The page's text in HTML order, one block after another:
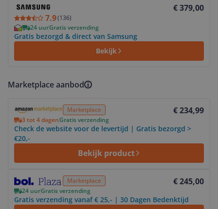
7.9(136)
€ 379,00
24 uurGratis verzending
Gratis bezorgd & direct van Samsung
Bekijk
Marketplace aanbod
Marketplace € 234,99
3 tot 4 dagenGratis verzending
Check de website voor de levertijd | Gratis bezorgd >
€20,-
Bekijk product
Marketplace € 245,00
24 uurGratis verzending
Gratis verzending vanaf € 25,- | 30 Dagen Bedenktijd